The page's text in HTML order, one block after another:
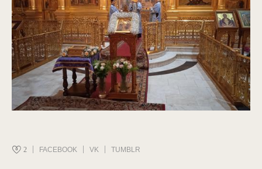
2 FACEBOOK VK TUMBLR